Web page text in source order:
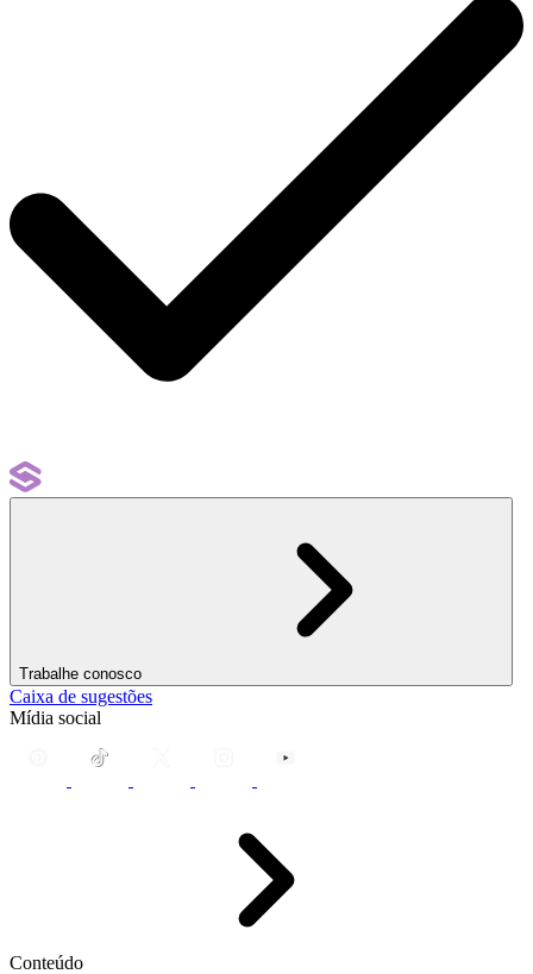
Trabalhe conosco
Caixa de sugestões
Mídia social
Conteúdo